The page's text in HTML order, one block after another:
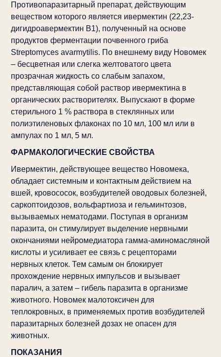
Противопаразитарный препарат, действующим
веществом которого является ивермектин (22,23-
дигидроавермектин B1), полученный на основе
продуктов ферментации почвенного гриба
Streptomyces avarmytilis. По внешнему виду Новомек
– бесцветная или слегка желтоватого цвета
прозрачная жидкость со слабым запахом,
представляющая собой раствор ивермектина в
органических растворителях. Выпускают в форме
стерильного 1 % раствора в стеклянных или
полиэтиленовых флаконах по 10 мл, 100 мл или в
ампулах по 1 мл, 5 мл.
ФАРМАКОЛОГИЧЕСКИЕ СВОЙСТВА
Ивермектин, действующее вещество Новомека,
обладает системным и контактным действием на
вшей, кровососок, возбудителей оводовых болезней,
саркоптоидозов, вольфартиоза и гельминтозов,
вызываемых нематодами. Поступая в организм
паразита, он стимулирует выделение нервными
окончаниями нейромедиатора гамма-аминомасляной
кислоты и усиливает ее связь с рецепторами
нервных клеток. Тем самым он блокирует
прохождение нервных импульсов и вызывает
паралич, а затем – гибель паразита в организме
животного. Новомек малотоксичен для
теплокровных, в применяемых против возбудителей
паразитарных болезней дозах не опасен для
животных.
ПОКАЗАНИЯ